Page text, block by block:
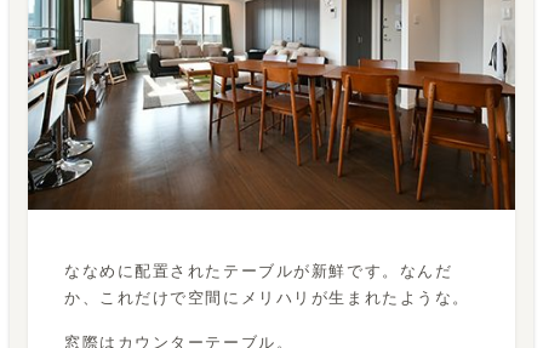
ななめに配置されたテーブルが新鮮です。なんだ
か、これだけで空間にメリハリが生まれたような。
窓際はカウンターテーブル。